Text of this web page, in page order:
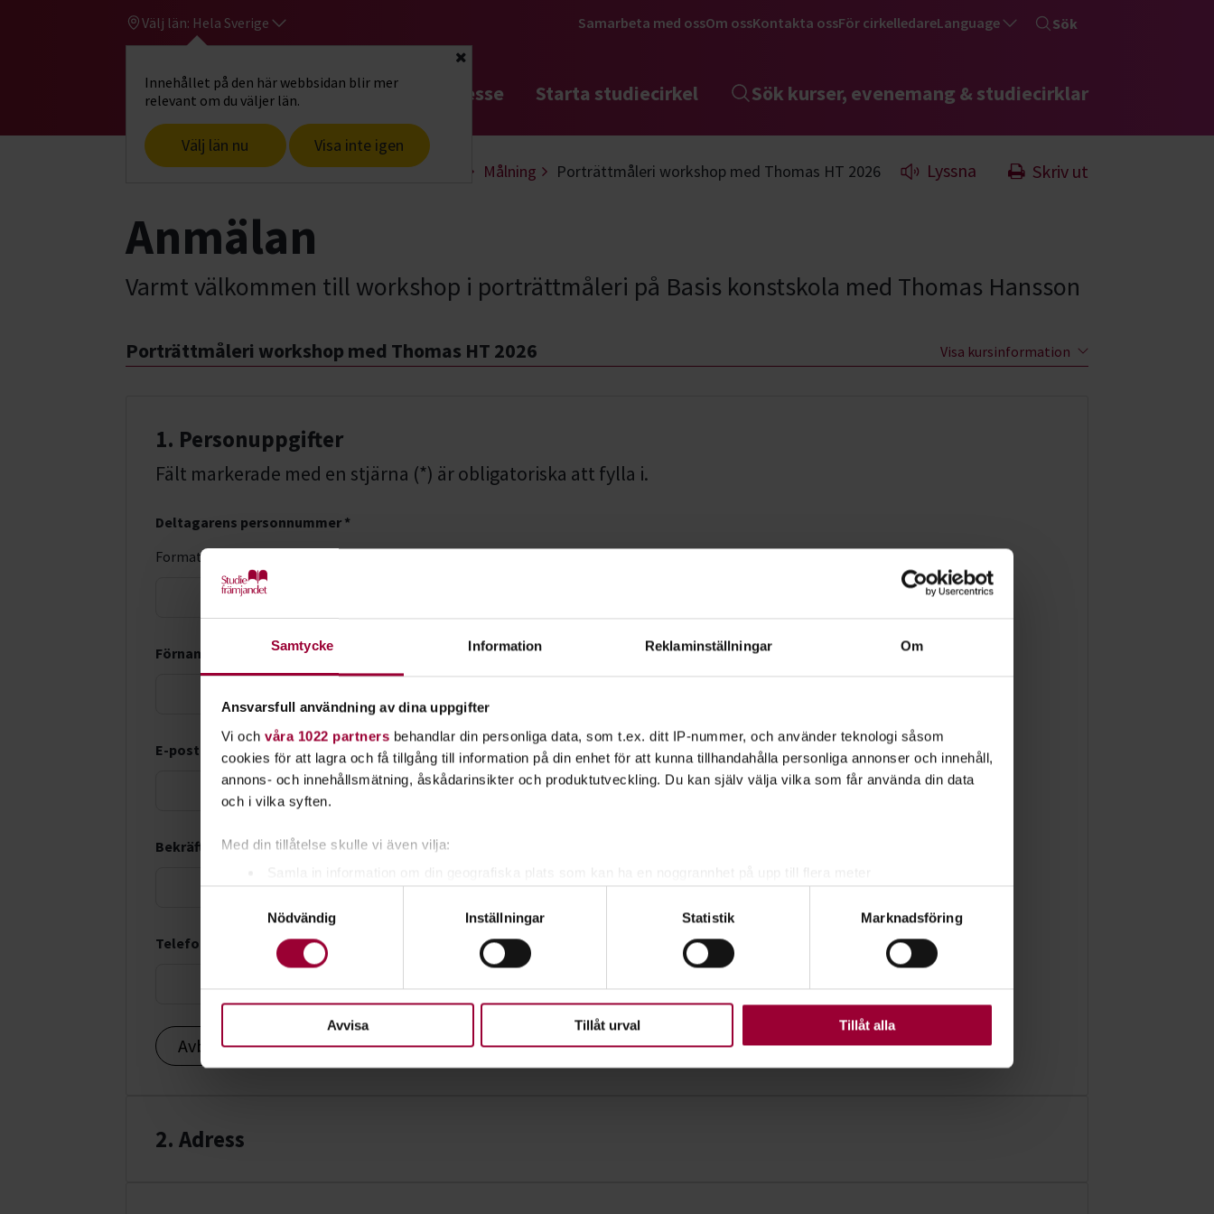
Samtycke Information Reklaminställningar Om
Ansvarsfull användning av dina uppgifter
Vi och våra 1022 partners behandlar din personliga data, som t.ex. ditt IP-nummer, och använder teknologi såsom
cookies för att lagra och få tillgång till information på din enhet för att kunna tillhandahålla personliga annonser och innehåll,
annons- och innehållsmätning, åskådarinsikter och produktutveckling. Du kan själv välja vilka som får använda din data
och i vilka syften.
Med din tillåtelse skulle vi även vilja:
Samla in information om din geografiska plats som kan ha en noggrannhet på upp till flera meter
Ta reda på mer om hur dina personliga uppgifter behandlas och ställ in dina preferenser i
detaljsektionen . Du kan ändra
eller dra tillbaka ditt samtycke när som helst från cookie-förklaringen.
För att du ska få en så bra upplevelse som möjligt använder vi kakor (cookies) på vår webbplats. Vissa kakor är
Nödvändig
Inställningar Statistik Marknadsföring
Avvisa Tillåt urval Tillåt alla
Välj län: Hela Sverige
Innehållet på den här webbsidan blir mer
relevant om du väljer län.
Välj län nu Visa inte igen
Stäng
Samarbeta med ossOm ossKontakta ossFör cirkelledareLanguage Sök
Gå till studiefrämjandets startsidaHitta intresse Starta studiecirkel Sök kurser, evenemang & studiecirklar
Start Hitta intresse Konst, hantverk & design Målning Porträttmåleri workshop med Thomas HT 2026 Lyssna Skriv ut
Anmälan
Varmt välkommen till workshop i porträttmåleri på Basis konstskola med Thomas Hansson
Porträttmåleri workshop med Thomas HT 2026 Visa kursinformation
1. Personuppgifter
Fält markerade med en stjärna (*) är obligatoriska att fylla i.
Deltagarens personnummer *
Format: ÅÅÅÅMMDD-XXXX
Förnamn * Efternamn *
E-postadress *
Bekräfta e-postadress *
Telefonnummer *
Avbryt Fortsätt
2. Adress